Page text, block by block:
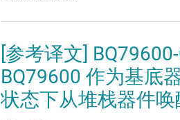
[参考译文]
BQ79600 作为基底
状态下从堆栈器件唤